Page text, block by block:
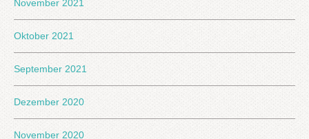
November 2021
Oktober 2021
September 2021
Dezember 2020
November 2020